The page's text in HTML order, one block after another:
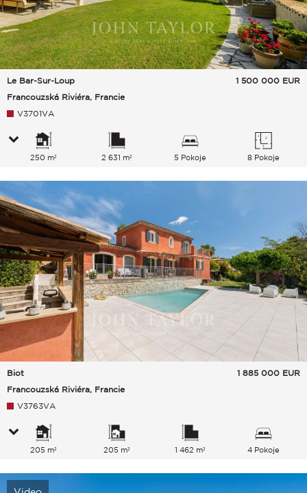
Le Bar-Sur-Loup
Francouzská Riviéra, Francie
1 500 000 EUR
V3701VA
250 m² 2 631 m² 5 Pokoje 8 Pokoje
Biot
Francouzská Riviéra, Francie
1 885 000 EUR
V3763VA
205 m² 205 m² 1 462 m² 4 Pokoje